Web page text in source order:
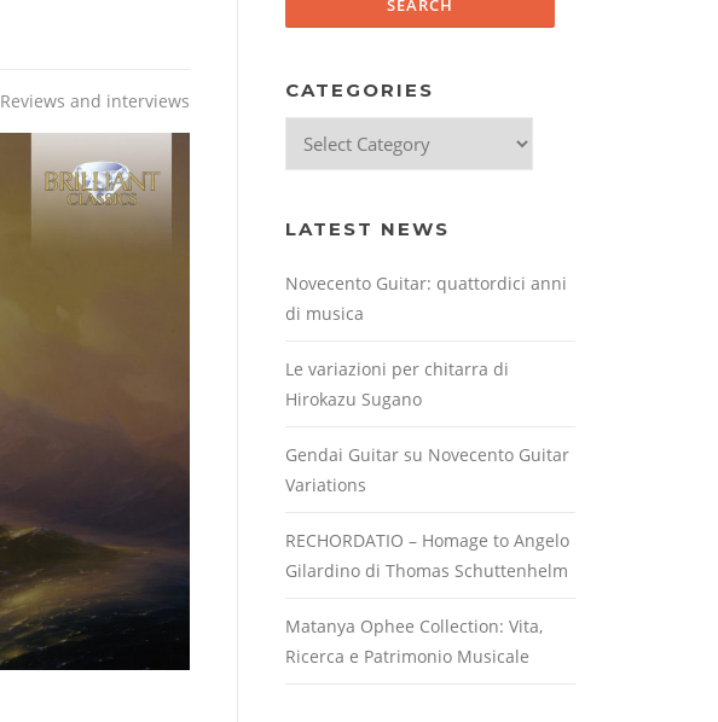
Reviews and interviews CATEGORIES
Categories
LATEST NEWS
Novecento Guitar: quattordici anni
di musica
Le variazioni per chitarra di
Hirokazu Sugano
Gendai Guitar su Novecento Guitar
Variations
RECHORDATIO – Homage to Angelo
Gilardino di Thomas Schuttenhelm
Matanya Ophee Collection: Vita,
Ricerca e Patrimonio Musicale